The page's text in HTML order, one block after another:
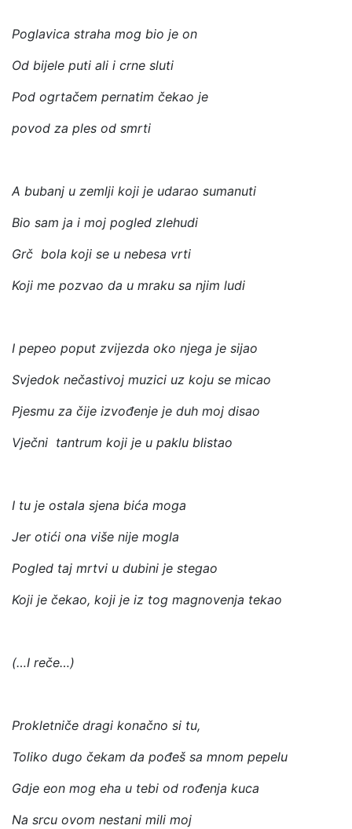
Poglavica straha mog bio je on
Od bijele puti ali i crne sluti
Pod ogrtačem pernatim čekao je
povod za ples od smrti
A bubanj u zemlji koji je udarao sumanuti
Bio sam ja i moj pogled zlehudi
Grč bola koji se u nebesa vrti
Koji me pozvao da u mraku sa njim ludi
I pepeo poput zvijezda oko njega je sijao
Svjedok nečastivoj muzici uz koju se micao
Pjesmu za čije izvođenje je duh moj disao
Vječni tantrum koji je u paklu blistao
I tu je ostala sjena bića moga
Jer otići ona više nije mogla
Pogled taj mrtvi u dubini je stegao
Koji je čekao, koji je iz tog magnovenja tekao
(…I reče…)
Prokletniče dragi konačno si tu,
Toliko dugo čekam da pođeš sa mnom pepelu
Gdje eon mog eha u tebi od rođenja kuca
Na srcu ovom nestani mili moj